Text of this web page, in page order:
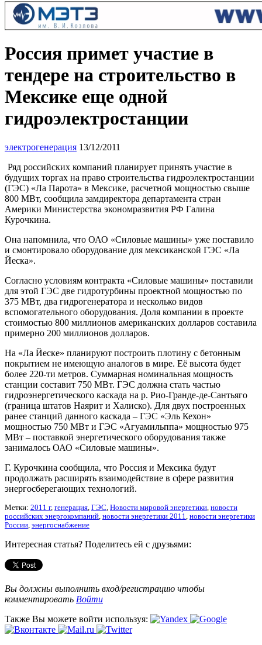
Россия примет участие в
тендере на строительство в
Мексике еще одной
гидроэлектростанции
электрогенерация 13/12/2011
Ряд российских компаний планирует принять участие в
будущих торгах на право строительства гидроэлектростанции
(ГЭС) «Ла Парота» в Мексике, расчетной мощностью свыше
800 МВт, сообщила замдиректора департамента стран
Америки Министерства экономразвития РФ Галина
Курочкина.
Она напомнила, что ОАО «Силовые машины» уже поставило
и смонтировало оборудование для мексиканской ГЭС «Ла
Йеска».
Согласно условиям контракта «Силовые машины» поставили
для этой ГЭС две гидротурбины проектной мощностью по
375 МВт, два гидрогенератора и несколько видов
вспомогательного оборудования. Доля компании в проекте
стоимостью 800 миллионов американских долларов составила
примерно 200 миллионов долларов.
На «Ла Йеске» планируют построить плотину с бетонным
покрытием не имеющую аналогов в мире. Её высота будет
более 220-ти метров. Суммарная номинальная мощность
станции составит 750 МВт. ГЭС должна стать частью
гидроэнергетического каскада на р. Рио-Гранде-де-Сантьяго
(граница штатов Наярит и Халиско). Для двух построенных
ранее станций данного каскада – ГЭС «Эль Кехон»
мощностью 750 МВт и ГЭС «Агуамильппа» мощностью 975
МВт – поставкой энергетического оборудования также
занималось ОАО «Силовые машины».
Г. Курочкина сообщила, что Россия и Мексика будут
продолжать расширять взаимодействие в сфере развития
энергосберегающих технологий.
Метки: 2011 г, генерация, ГЭС, Новости мировой энергетики, новости
российских энергокомпаний, новости энергетики 2011, новости энергетики
России, энергоснабжение
Интересная статья? Поделитесь ей с друзьями:
Вы должны выполнить вход/регистрацию чтобы
комментировать Войти
Также Вы можете войти используя: